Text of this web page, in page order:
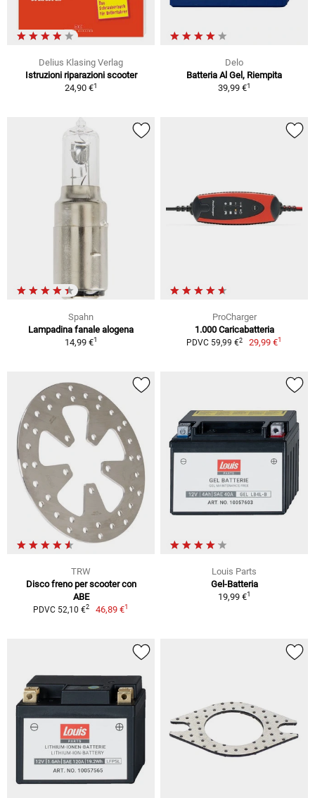
Delius Klasing Verlag
Istruzioni riparazioni scooter
24,90 €1
Delo
Batteria Al Gel, Riempita
39,99 €1
Spahn
Lampadina fanale alogena
14,99 €1
ProCharger
1.000 Caricabatteria
PDVC 59,99 €2 29,99 €1
TRW
Disco freno per scooter con
ABE
PDVC 52,10 €2 46,89 €1
Louis Parts
Gel-Batteria
19,99 €1